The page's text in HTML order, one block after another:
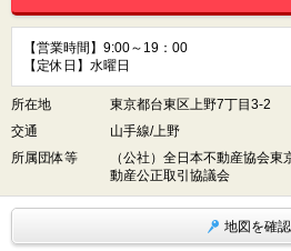
【営業時間】9:00～19：00
【定休日】水曜日
所在地
東京都台東区上野7丁目3-2
交通
山手線/上野
所属団体等
（公社）全日本不動産協会
動産公正取引協議会
地図を確認